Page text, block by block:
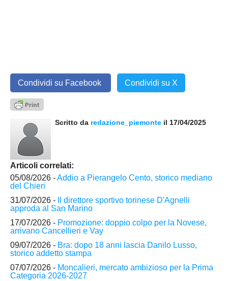
Condividi su Facebook Condividi su X
Scritto da redazione_piemonte il 17/04/2025
Articoli correlati:
05/08/2026 -Addio a Pierangelo Cento, storico mediano
del Chieri
31/07/2026 -
Il direttore sportivo torinese D'Agnelli
approda al San Marino
17/07/2026 - Promozione: doppio colpo per la Novese,
arrivano Cancellieri e Vay
09/07/2026 - Bra: dopo 18 anni lascia Danilo Lusso,
storico addetto stampa
07/07/2026 - Moncalieri, mercato ambizioso per la Prima
Categoria 2026-2027